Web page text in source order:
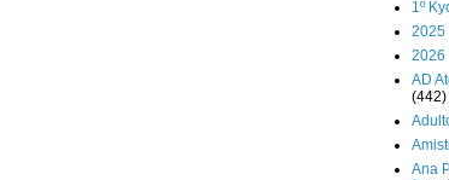
1º
2025
2026
AD
(442)
Ana